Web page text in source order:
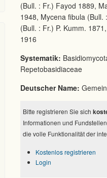
(Bull. : Fr.) Fayod 1889,
1948, Mycena fibula
(Bull. : Fr.) P. Kumm.
1916
Systematik:
Repetobasidiaceae
Deutscher Name:
Bitte registrieren Sie sich
Informationen und
die volle Funktionalität der
Kostenlos registrieren
Login